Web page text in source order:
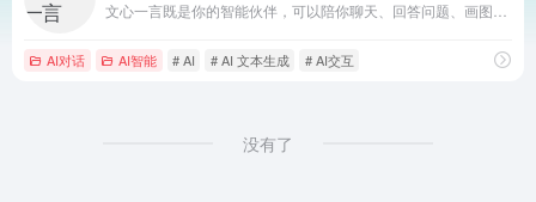
AI对话 AI智能 # AI # AI 文本生成 # AI交互
没有了